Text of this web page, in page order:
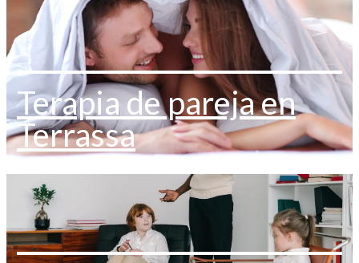
Terapia de pareja en
Terrassa